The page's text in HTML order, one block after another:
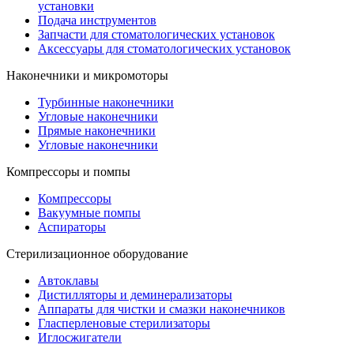
установки
Подача инструментов
Запчасти для стоматологических установок
Аксессуары для стоматологических установок
Наконечники и микромоторы
Турбинные наконечники
Угловые наконечники
Прямые наконечники
Угловые наконечники
Компрессоры и помпы
Компрессоры
Вакуумные помпы
Аспираторы
Стерилизационное оборудование
Автоклавы
Дистилляторы и деминерализаторы
Аппараты для чистки и смазки наконечников
Гласперленовые стерилизаторы
Иглосжигатели